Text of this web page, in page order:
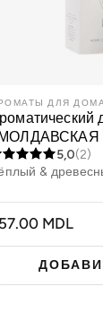
ДЛЯ
5,0(2)
&
MDL